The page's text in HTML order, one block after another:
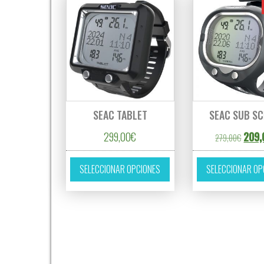
SEAC TABLET
299,00€
SELECCIONAR OPCIONES
Este producto tiene
SEAC SUB
279,00€ El
SELECCIONAR